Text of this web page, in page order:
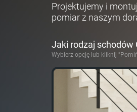
Projektujemy i
pomiar z naszym
Jaki rodzaj schodów
Wybierz opcję lub kliknij